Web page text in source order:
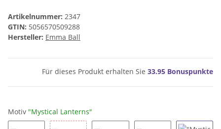
Artikelnummer: 2347
GTIN: 5056570509288
Hersteller: Emma Ball
Für dieses Produkt erhalten Sie 33.95 Bonuspunkte
Motiv "Mystical Lanterns"